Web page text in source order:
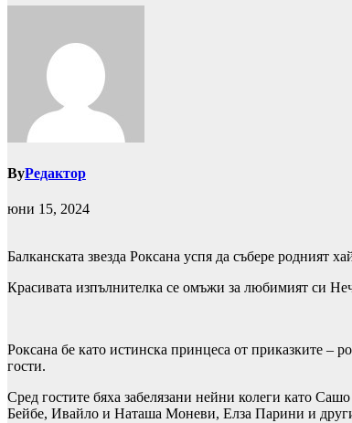
ByРедактор
юни 15, 2024
Балканската звезда Роксана успя да събере родният
Красивата изпълнителка се омъжи за любимият си
Роксана бе като истинска принцеса от приказките –
гости.
Сред гостите бяха забелязани нейни колеги като
Бейбе, Ивайло и Наташа Моневи, Елза Парини и